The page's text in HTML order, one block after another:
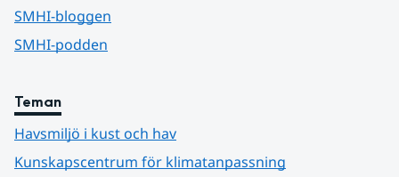
SMHI-bloggen
SMHI-podden
Teman
Havsmiljö i kust och hav
Kunskapscentrum för klimatanpassning